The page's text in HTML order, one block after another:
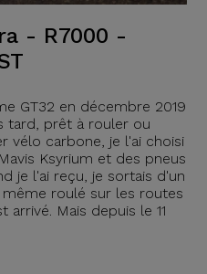
- R7000 -
GT32 en décembre 2019
tard, prêt à rouler ou
vélo carbone, je l'ai choisi
Ksyrium et des pneus
je l'ai reçu, je sortais d'un
roulé sur les routes
Mais depuis le 11